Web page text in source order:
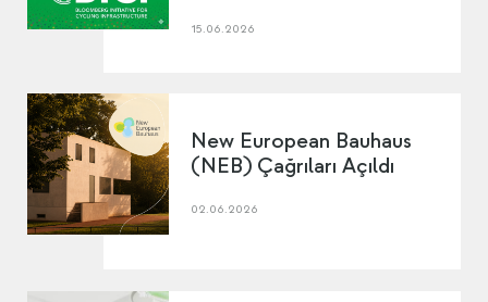
15.06.2026
New European Bauhaus
(NEB) Çağrıları Açıldı
02.06.2026